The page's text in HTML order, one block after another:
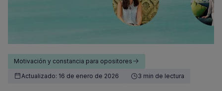
Motivación y constancia para opositores
Actualizado: 16 de enero de 2026
3 min de lectura